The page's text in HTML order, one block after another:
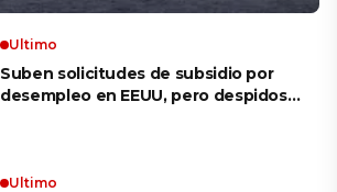
Ultimo
Suben solicitudes de subsidio por
desempleo en EEUU, pero despidos
Ultimo